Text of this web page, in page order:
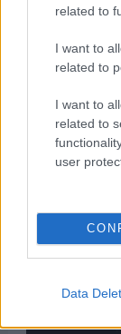
related to
I want to
related to
I want to
related to
user
Data